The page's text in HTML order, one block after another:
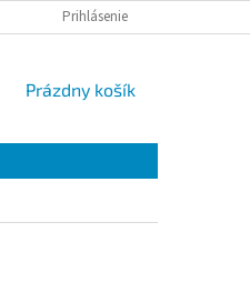
Prihlásenie
NÁKUPNÝ
Prázdny košík